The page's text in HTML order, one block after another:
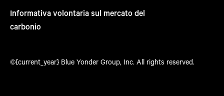
Informativa volontaria sul mercato del
carbonio
©{current_year} Blue Yonder Group, Inc. All rights reserved.